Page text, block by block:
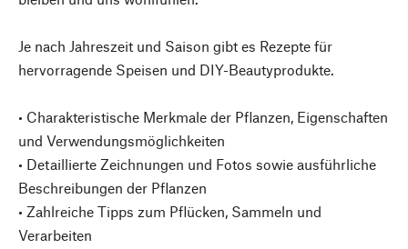
Je nach Jahreszeit und Saison gibt es Rezepte für
hervorragende Speisen und DIY-Beautyprodukte.
• Charakteristische Merkmale der Pflanzen, Eigenschaften
und Verwendungsmöglichkeiten
• Detaillierte Zeichnungen und Fotos sowie ausführliche
Beschreibungen der Pflanzen
• Zahlreiche Tipps zum Pflücken, Sammeln und
Verarbeiten